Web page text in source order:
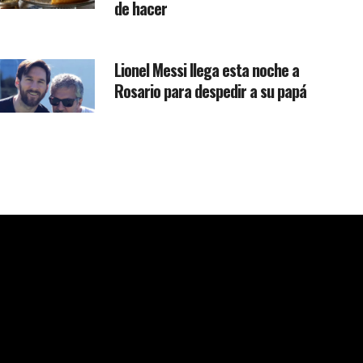
de hacer
Lionel Messi llega esta noche a
Rosario para despedir a su papá